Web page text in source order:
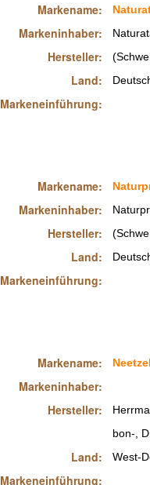
Markename:
Markeninhaber:
Hersteller:
Land:
Markeneinführung:
Markename:
Markeninhaber:
Hersteller:
Land:
Markeneinführung:
Markename:
Markeninhaber:
Hersteller:
Land:
Markeneinführung:
bon-,
West-